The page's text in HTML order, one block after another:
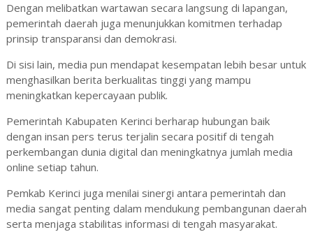
Dengan melibatkan wartawan secara langsung di lapangan,
pemerintah daerah juga menunjukkan komitmen terhadap
prinsip transparansi dan demokrasi.
Di sisi lain, media pun mendapat kesempatan lebih besar untuk
menghasilkan berita berkualitas tinggi yang mampu
meningkatkan kepercayaan publik.
Pemerintah Kabupaten Kerinci berharap hubungan baik
dengan insan pers terus terjalin secara positif di tengah
perkembangan dunia digital dan meningkatnya jumlah media
online setiap tahun.
Pemkab Kerinci juga menilai sinergi antara pemerintah dan
media sangat penting dalam mendukung pembangunan daerah
serta menjaga stabilitas informasi di tengah masyarakat.